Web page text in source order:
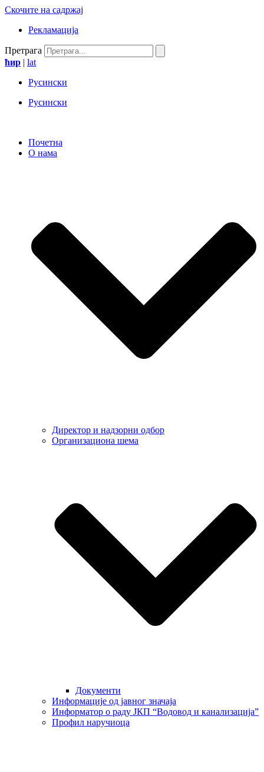
Скочите на садржај
Рекламација
Претрага
ћир | lat
Русински
Русински
Почетна
О нама
Директор и надзорни одбор
Организациона шема
Документи
Информације од јавног значаја
Информатор о раду ЈКП “Водовод и канализација”
Профил наручиоца